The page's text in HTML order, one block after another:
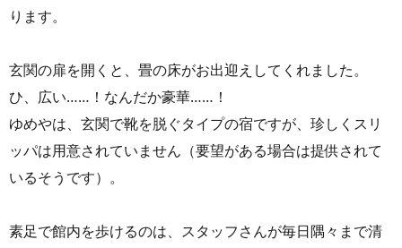
ります。
玄関の扉を開くと、畳の床がお出迎えしてくれました。
ひ、広い……！なんだか豪華……！
ゆめやは、玄関で靴を脱ぐタイプの宿ですが、珍しくスリ
ッパは用意されていません（要望がある場合は提供されて
いるそうです）。
素足で館内を歩けるのは、スタッフさんが毎日隅々まで清